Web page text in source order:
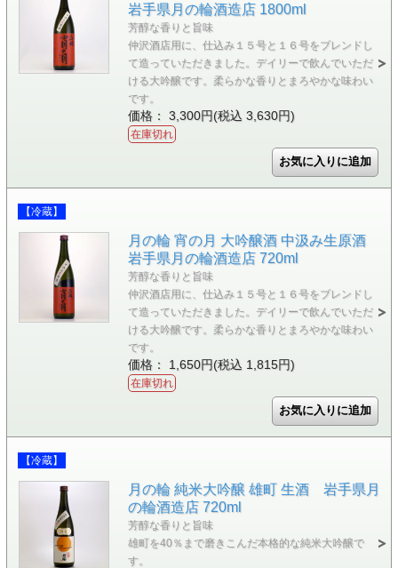
岩手県月の輪酒造店 1800ml
芳醇な香りと旨味
仲沢酒店用に、仕込み１５号と１６号をブレンドし
て造っていただきました。デイリーで飲んでいただ
ける大吟醸です。柔らかな香りとまろやかな味わい
です。
価格： 3,300円(税込 3,630円)
在庫切れ
【冷蔵】
月の輪 宵の月 大吟醸酒 中汲み生原酒
岩手県月の輪酒造店 720ml
芳醇な香りと旨味
仲沢酒店用に、仕込み１５号と１６号をブレンドし
て造っていただきました。デイリーで飲んでいただ
ける大吟醸です。柔らかな香りとまろやかな味わい
です。
価格： 1,650円(税込 1,815円)
在庫切れ
【冷蔵】
月の輪 純米大吟醸 雄町 生酒 岩手県月
の輪酒造店 720ml
芳醇な香りと旨味
雄町を40％まで磨きこんだ本格的な純米大吟醸で
す。